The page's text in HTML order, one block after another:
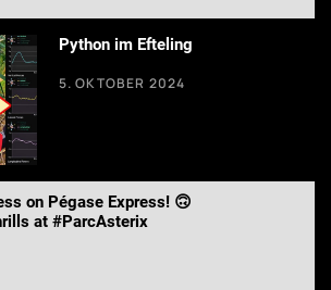
Python im Efteling
5. OKTOBER 2024
on Pégase Express! 🙃
at #ParcAsterix